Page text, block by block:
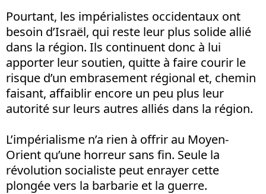
Pourtant, les impérialistes occidentaux ont
besoin d’Israël, qui reste leur plus solide allié
dans la région. Ils continuent donc à lui
apporter leur soutien, quitte à faire courir le
risque d’un embrasement régional et, chemin
faisant, affaiblir encore un peu plus leur
autorité sur leurs autres alliés dans la région.
L’impérialisme n’a rien à offrir au Moyen-
Orient qu’une horreur sans fin. Seule la
révolution socialiste peut enrayer cette
plongée vers la barbarie et la guerre.